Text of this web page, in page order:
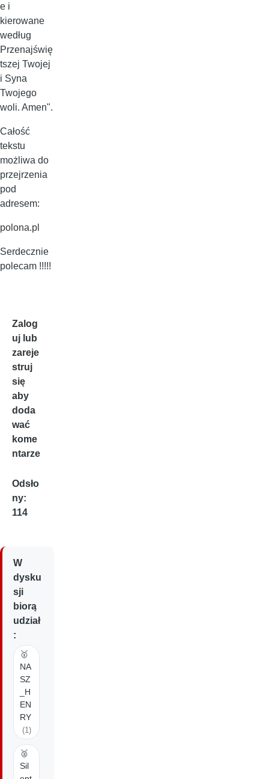
e i
kierowane
według
Przenajświę
tszej Twojej
i Syna
Twojego
woli. Amen".
Całość
tekstu
możliwa do
przejrzenia
pod
adresem:
polona.pl
Serdecznie
polecam !!!!!
Zalog
uj lub
zareje
struj
się
aby
doda
wać
kome
ntarze
Odsło
ny:
114
W
dysku
sji
biorą
udział
:
🥇
NA
SZ
_H
EN
RY
(1)
🥈
Sil